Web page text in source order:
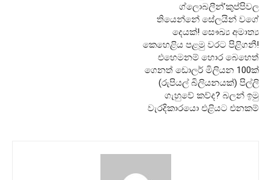
ග්ලොබලීන්’කුප්පිවල
තියෙන්නේ සේලයින් වගේ
දෙයක්! සෞඛ්‍ය අමාත්‍ය
කෙහෙළිය පළමු වරට පිළිගනී!
එහෙමනම් හොර බෙහෙත්
ගෙනත් ඩොලර් මිලියන 100ක්
(රුපියල් බිලියනයක්) පිල්ලි
ගැහුවේ කව්ද? බලන් ඉමු
වැරදිකාරයො එළියට එනකම්